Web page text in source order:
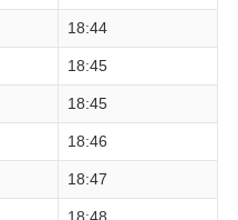
18:44
18:45
18:45
18:46
18:47